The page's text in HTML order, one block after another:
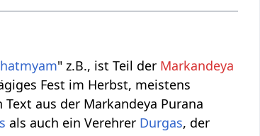
" z.B., ist Teil der Markandeya
Fest im Herbst, meistens
aus der Markandeya Purana
als auch ein Verehrer Durgas, der